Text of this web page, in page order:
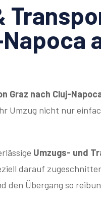
Graz nach Cluj-
Umzug nicht nur
Umzugs- und
darauf
den Übergang so